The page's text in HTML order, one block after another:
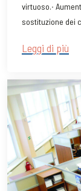
virtuoso.∙
sostituzione dei
Leggi di più